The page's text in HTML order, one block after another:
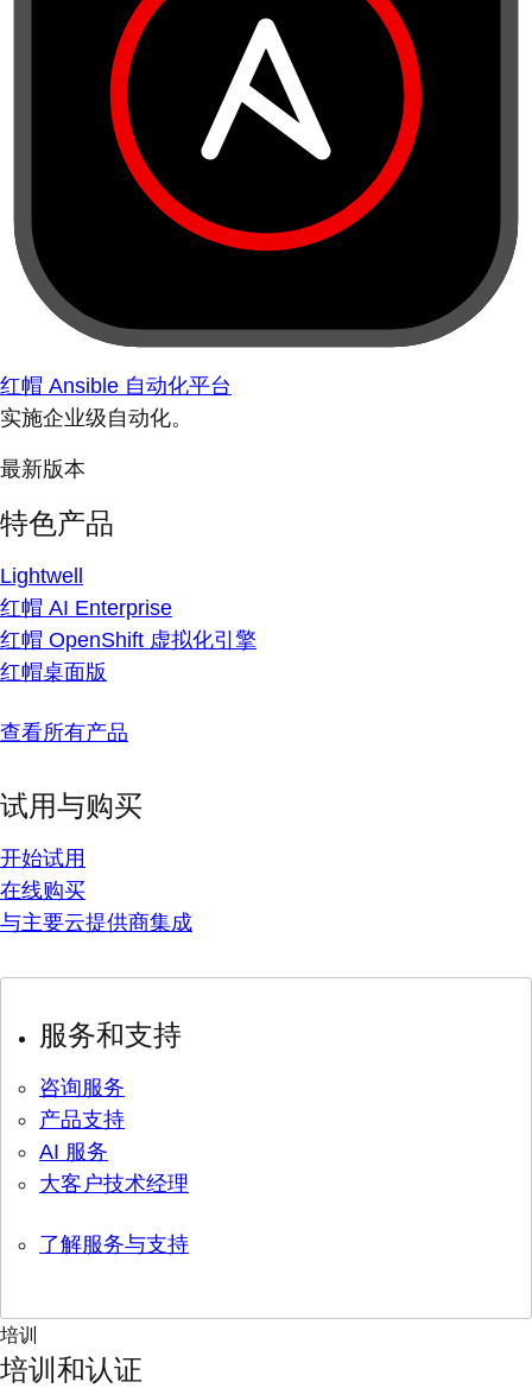
红帽 Ansible 自动化平台
实施企业级自动化。
最新版本
特色产品
Lightwell
红帽 AI Enterprise
红帽 OpenShift 虚拟化引擎
红帽桌面版
查看所有产品
试用与购买
开始试用
在线购买
与主要云提供商集成
服务和支持
咨询服务
产品支持
AI 服务
大客户技术经理
了解服务与支持
培训
培训和认证